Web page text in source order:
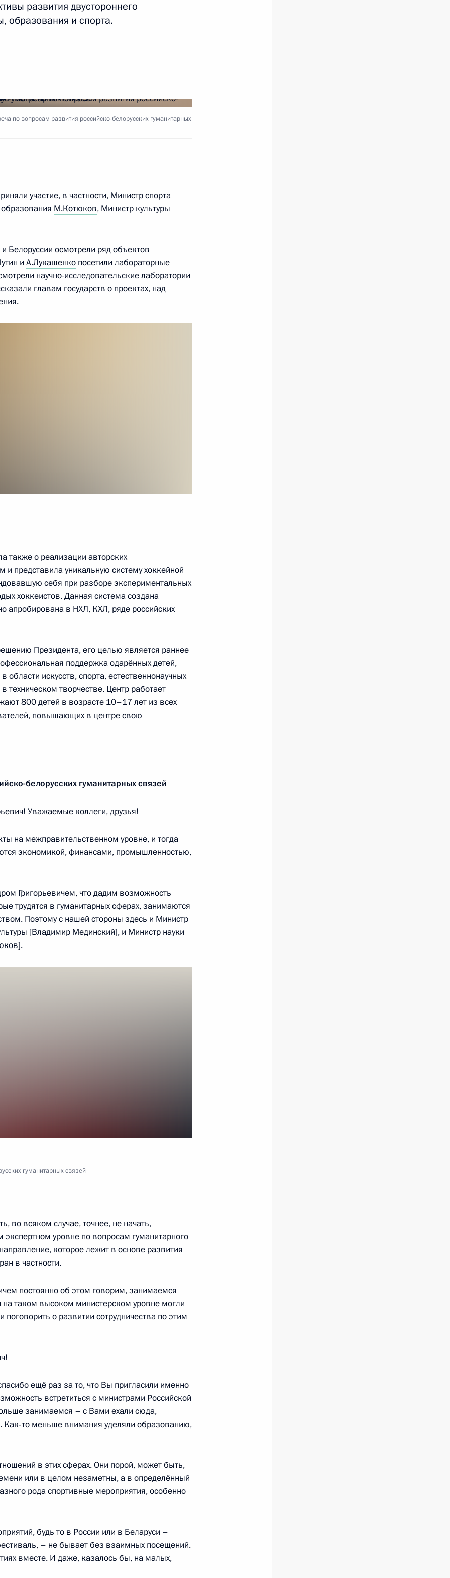
Безопасности
области Андреем
Израиля
информагентств
Аравии Сальманом
для
Собранию
Михаилом Осеевским
на освещение Послания
Франции Эммануэлем
приняли участие
белорусских
13
Героя России
комплекса «Юг-спорт» 20
Ирана, Турции и Белоруссии
развития двустороннего
образования и спорта.
по вопросам развития российско-белорусских гуманитарных
участие, в частности, Министр спорта
М.Котюков, Министр культуры
Белоруссии осмотрели ряд объектов
и А.Лукашенко посетили лабораторные
научно-исследовательские лаборатории
главам государств о проектах, над
также о реализации авторских
представила уникальную систему хоккейной
себя при разборе экспериментальных
хоккеистов. Данная система создана
апробирована в НХЛ, КХЛ, ряде российских
Президента, его целью является раннее
поддержка одарённых детей,
искусств, спорта, естественнонаучных
техническом творчестве. Центр работает
800 детей в возрасте 10–17 лет из всех
повышающих в центре свою
белорусских гуманитарных связей
Уважаемые коллеги, друзья!
на межправительственном уровне, и тогда
экономикой, финансами, промышленностью,
Григорьевичем, что дадим возможность
трудятся в гуманитарных сферах, занимаются
Поэтому с нашей стороны здесь и Министр
[Владимир Мединский], и Министр науки
гуманитарных связей
во всяком случае, точнее, не начать,
уровне по вопросам гуманитарного
которое лежит в основе развития
в частности.
постоянно об этом говорим, занимаемся
на таком высоком министерском уровне могли
о развитии сотрудничества по этим
ещё раз за то, что Вы пригласили именно
встретиться с министрами Российской
занимаемся – с Вами ехали сюда,
меньше внимания уделяли образованию,
в этих сферах. Они порой, может быть,
или в целом незаметны, а в определённый
рода спортивные мероприятия, особенно
будь то в России или в Беларуси –
– не бывает без взаимных посещений.
вместе. И даже, казалось бы, на малых,